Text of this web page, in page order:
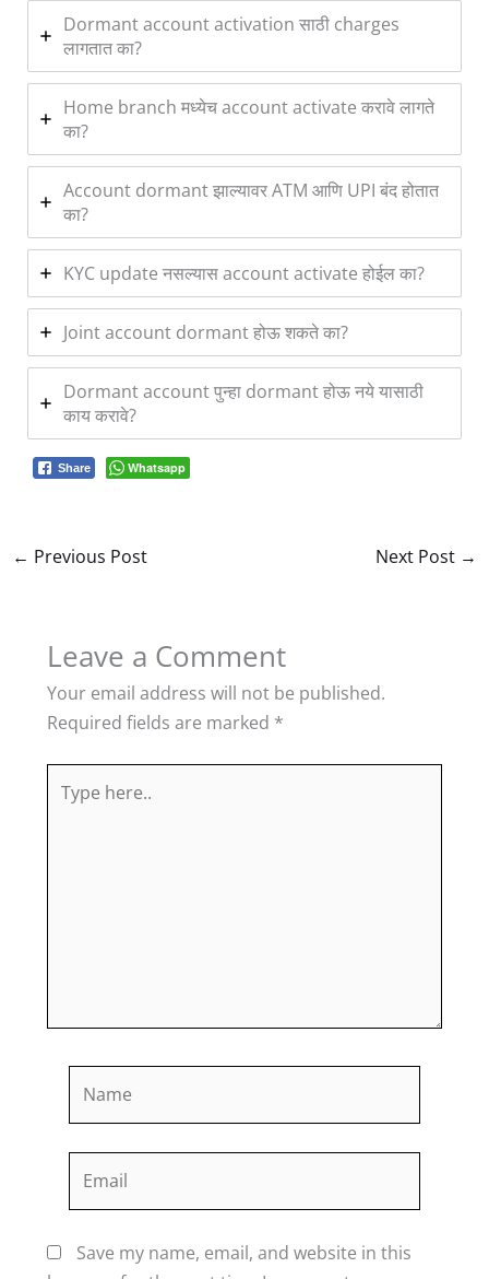
Dormant account activation साठी charges
लागतात का?
Home branch मध्येच account activate करावे लागते
का?
Account dormant झाल्यावर ATM आणि UPI बंद होतात
का?
KYC update नसल्यास account activate होईल का?
Joint account dormant होऊ शकते का?
Dormant account पुन्हा dormant होऊ नये यासाठी
काय करावे?
Share Whatsapp
← Previous Post Next Post →
Leave a Comment
Your email address will not be published.
Required fields are marked *
here..
Save my name, email, and website in this